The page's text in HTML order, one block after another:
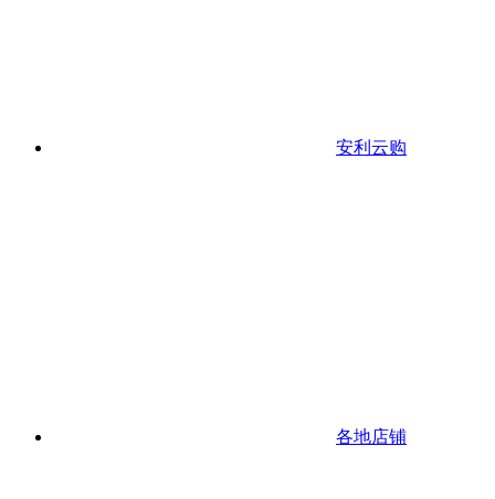
安利云购
各地店铺